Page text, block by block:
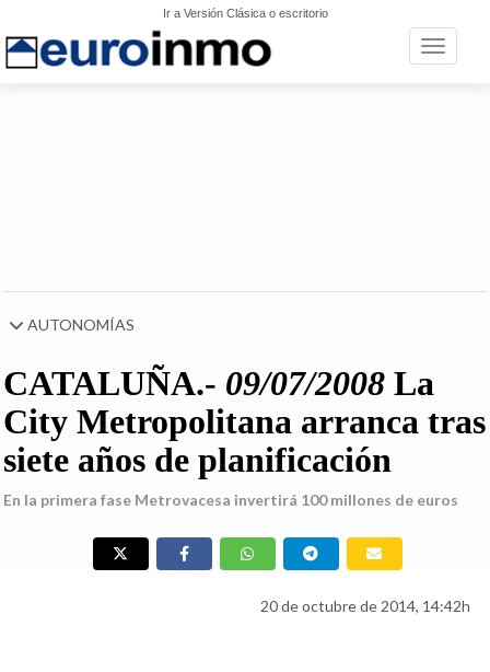
Ir a Versión Clásica o escritorio
Toggle
AUTONOMÍAS
CATALUÑA.- 09/07/2008 La
City Metropolitana arranca tras
siete años de planificación
En la primera fase Metrovacesa invertirá 100 millones de euros
20 de octubre de 2014, 14:42h